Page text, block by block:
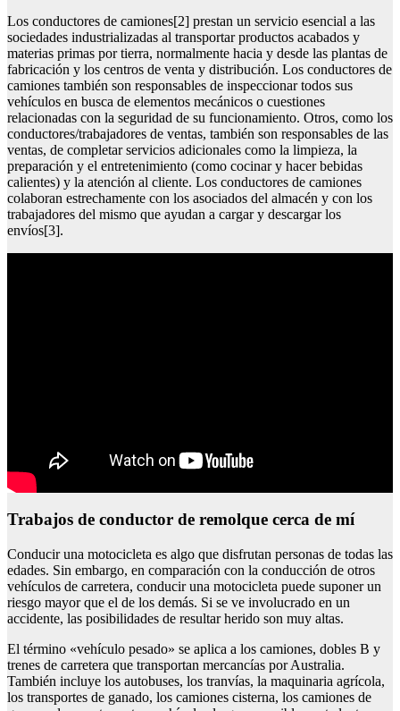
Los conductores de camiones[2] prestan un servicio esencial a las
sociedades industrializadas al transportar productos acabados y
materias primas por tierra, normalmente hacia y desde las plantas de
fabricación y los centros de venta y distribución. Los conductores de
camiones también son responsables de inspeccionar todos sus
vehículos en busca de elementos mecánicos o cuestiones
relacionadas con la seguridad de su funcionamiento. Otros, como los
conductores/trabajadores de ventas, también son responsables de las
ventas, de completar servicios adicionales como la limpieza, la
preparación y el entretenimiento (como cocinar y hacer bebidas
calientes) y la atención al cliente. Los conductores de camiones
colaboran estrechamente con los asociados del almacén y con los
trabajadores del mismo que ayudan a cargar y descargar los
envíos[3].
Trabajos de conductor de remolque cerca de mí
Conducir una motocicleta es algo que disfrutan personas de todas las
edades. Sin embargo, en comparación con la conducción de otros
vehículos de carretera, conducir una motocicleta puede suponer un
riesgo mayor que el de los demás. Si se ve involucrado en un
accidente, las posibilidades de resultar herido son muy altas.
El término «vehículo pesado» se aplica a los camiones, dobles B y
trenes de carretera que transportan mercancías por Australia.
También incluye los autobuses, los tranvías, la maquinaria agrícola,
los transportes de ganado, los camiones cisterna, los camiones de